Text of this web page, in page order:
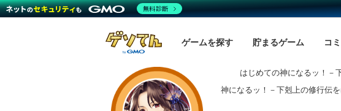
ゲームを探す 貯まるゲーム コ
はじめての神になるッ！－
神になるッ！－下剋上の修行伝
無料診断